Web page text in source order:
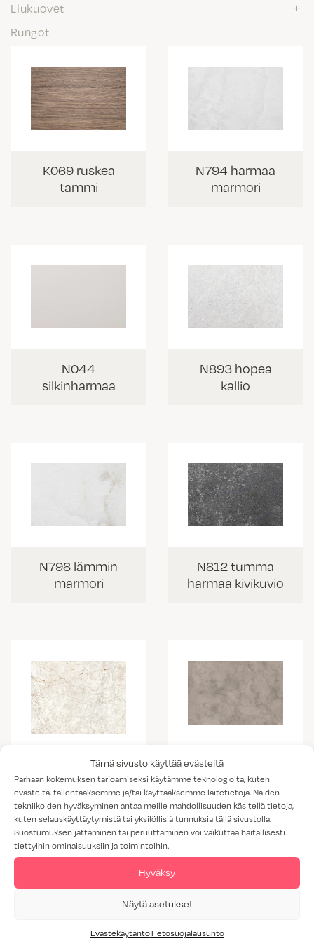
Tämä sivusto käyttää evästeitä
Parhaan kokemuksen tarjoamiseksi käytämme teknologioita, kuten
evästeitä, tallentaaksemme ja/tai käyttääksemme laitetietoja. Näiden
tekniikoiden hyväksyminen antaa meille mahdollisuuden käsitellä tietoja,
kuten selauskäyttäytymistä tai yksilöllisiä tunnuksia tällä sivustolla.
Suostumuksen jättäminen tai peruuttaminen voi vaikuttaa haitallisesti
tiettyihin ominaisuuksiin ja toimintoihin.
Hyväksy
Näytä asetukset
EvästekäytäntöTietosuojalausunto
Liukuovet
Rungot
K069 ruskea
tammi
N794 harmaa
marmori
N044
silkinharmaa
N893 hopea
kallio
N798 lämmin
marmori
N812 tumma
harmaa kivikuvio
K703 Portobello
marmorikuvio
K538 vaalea
kallio